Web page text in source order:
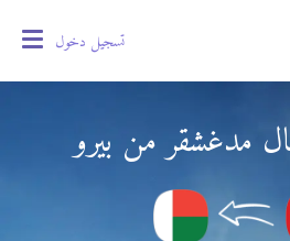
تسجيل دخول
مدغشقر من بيرو